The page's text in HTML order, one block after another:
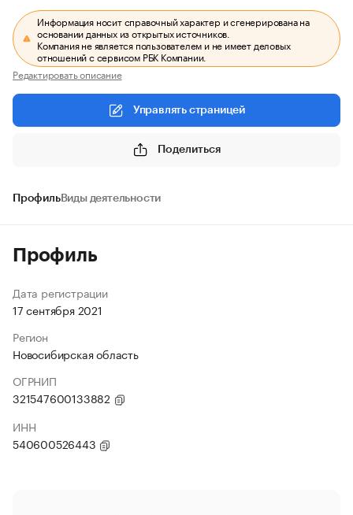
Информация носит справочный характер и сгенерирована на
основании данных из открытых источников.
Компания не является пользователем и не имеет деловых
отношений с сервисом РБК Компании.
Редактировать описание
Управлять страницей
Поделиться
ПрофильВиды деятельности
Профиль
Дата регистрации
17 сентября 2021
Регион
Новосибирская область
ОГРНИП
321547600133882
ИНН
540600526443